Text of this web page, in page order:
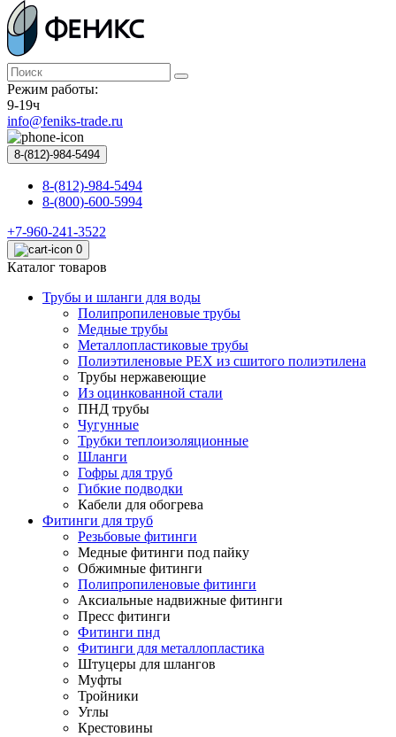
Режим работы:
9-19ч
info@feniks-trade.ru
8-(812)-984-5494
8-(812)-984-5494
8-(800)-600-5994
+7-960-241-3522
0
Каталог товаров
Трубы и шланги для воды
Полипропиленовые трубы
Медные трубы
Металлопластиковые трубы
Полиэтиленовые PEX из сшитого полиэтилена
Трубы нержавеющие
Из оцинкованной стали
ПНД трубы
Чугунные
Трубки теплоизоляционные
Шланги
Гофры для труб
Гибкие подводки
Кабели для обогрева
Фитинги для труб
Резьбовые фитинги
Медные фитинги под пайку
Обжимные фитинги
Полипропиленовые фитинги
Аксиальные надвижные фитинги
Пресс фитинги
Фитинги пнд
Фитинги для металлопластика
Штуцеры для шлангов
Муфты
Тройники
Углы
Крестовины